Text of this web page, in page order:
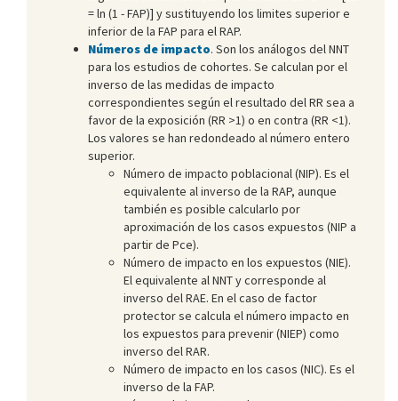
= ln (1 - FAP)] y sustituyendo los limites superior e
inferior de la FAP para el RAP.
Números de impacto. Son los análogos del NNT
para los estudios de cohortes. Se calculan por el
inverso de las medidas de impacto
correspondientes según el resultado del RR sea a
favor de la exposición (RR >1) o en contra (RR <1).
Los valores se han redondeado al número entero
superior.
Número de impacto poblacional (NIP). Es el
equivalente al inverso de la RAP, aunque
también es posible calcularlo por
aproximación de los casos expuestos (NIP a
partir de Pce).
Número de impacto en los expuestos (NIE).
El equivalente al NNT y corresponde al
inverso del RAE. En el caso de factor
protector se calcula el número impacto en
los expuestos para prevenir (NIEP) como
inverso del RAR.
Número de impacto en los casos (NIC). Es el
inverso de la FAP.